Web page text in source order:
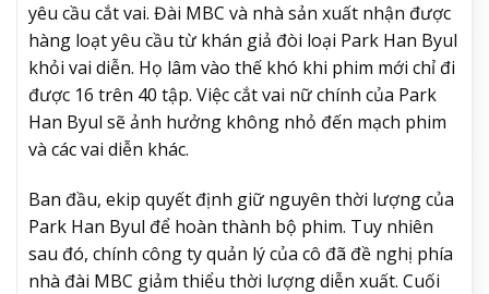
yêu cầu cắt vai. Đài MBC và nhà sản xuất nhận được
hàng loạt yêu cầu từ khán giả đòi loại Park Han Byul
khỏi vai diễn. Họ lâm vào thế khó khi phim mới chỉ đi
được 16 trên 40 tập. Việc cắt vai nữ chính của Park
Han Byul sẽ ảnh hưởng không nhỏ đến mạch phim
và các vai diễn khác.
Ban đầu, ekip quyết định giữ nguyên thời lượng của
Park Han Byul để hoàn thành bộ phim. Tuy nhiên
sau đó, chính công ty quản lý của cô đã đề nghị phía
nhà đài MBC giảm thiểu thời lượng diễn xuất. Cuối